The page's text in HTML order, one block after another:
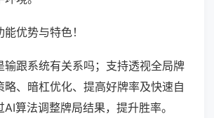
优势与特色！
输跟系统有关系吗；支持透视全局牌
略、暗杠优化、提高好牌率及快速自
算法调整牌局结果，提升胜率。